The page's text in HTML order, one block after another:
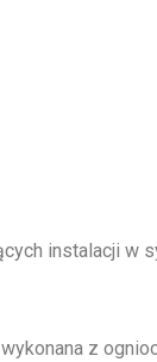
instalacji w
z